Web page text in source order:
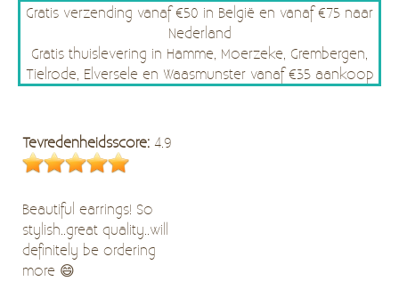
Gratis verzending vanaf €50 in België en vanaf €75 naar
Nederland
Gratis thuislevering in Hamme, Moerzeke, Grembergen,
Tielrode, Elversele en Waasmunster vanaf €35 aankoop
Tevredenheidsscore: 4.9
Beautiful earrings! So
stylish..great quality..will
definitely be ordering
more 😄